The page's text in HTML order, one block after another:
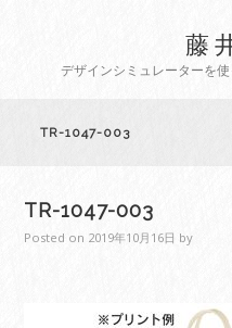
藤
デザインシミュレーターを
TR-1047-003
TR-1047-003
Posted on 2019年10月16日 by